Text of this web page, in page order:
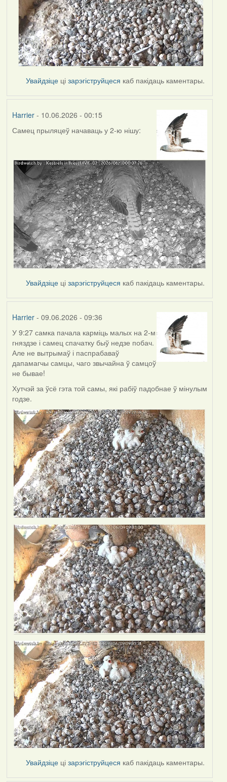
Увайдзіце цізарэгіструйцеся каб пакідаць каментары.
Harrier- 10.06.2026 - 00:15
Самец прыляцеў начаваць у 2-ю нішу:
Увайдзіце цізарэгіструйцеся каб пакідаць каментары.
Harrier- 09.06.2026 - 09:36
У 9:27 самка пачала карміць малых на 2-м
гняздзе і самец спачатку быў недзе побач.
Але не вытрымаў і паспрабаваў
дапамагчы самцы, чаго звычайна ў самцоў
не бывае!
Хутчэй за ўсё гэта той самы, які рабіў падобнае ў мінулым
годзе.
Увайдзіце цізарэгіструйцеся каб пакідаць каментары.